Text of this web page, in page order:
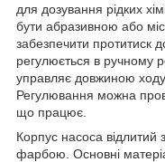
для дозування рідких
бути абразивною або
забезпечити протитиск
регулюється в ручному
управляє довжиною
Регулювання можна
що працює.
Корпус насоса відлитий
фарбою. Основні